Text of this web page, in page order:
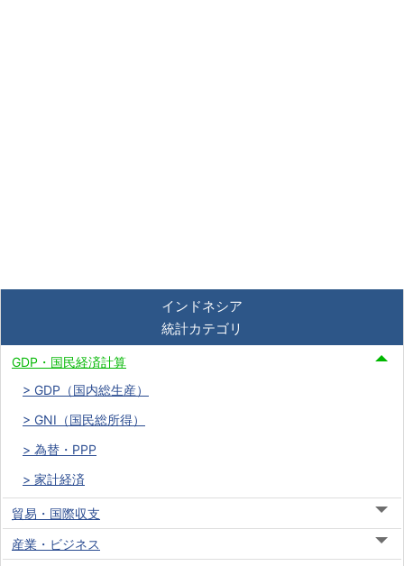
インドネシア
統計カテゴリ
GDP・国民経済計算
GDP（国内総生産）
GNI（国民総所得）
為替・PPP
家計経済
貿易・国際収支
産業・ビジネス